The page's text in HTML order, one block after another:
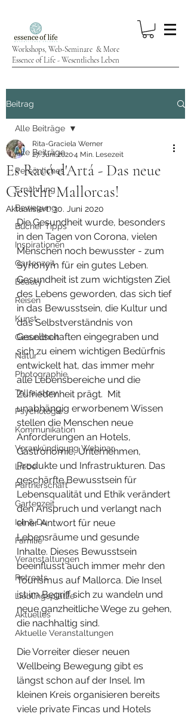
Workshops, Web-Seminare & More
Essence of Life - Wesentliches Leben
Beitrag
Alle Beiträge
Persönliches
Ernährung
Bewegung
Bücher Tipps
Inspirationen
Gartenzeit
Beauty
Reisen
Kunst
Gesundheit
Natur
Photographie
Tell a story
Psychologie
Kommunikation
Vorankündigung Webinar
Liebe
Partnerschaft
Gartenzeit
Ich & Du
Familie
Veranstaltungen
Retreats
Lieblingsplätze
Aktuelles
Aktuelle Veranstaltungen
Alle Beiträge
Es Racó d'Artá - Das neue
Gesicht Mallorcas!
Rita-Graciela Werner
27. Juni 20204 Min. Lesezeit
Aktualisiert:30. Juni 2020
Die Gesundheit wurde, besonders
in den Tagen von Corona, vielen
Menschen noch bewusster - zum
Synonym für ein gutes Leben.
Gesundheit ist zum wichtigsten Ziel
des Lebens geworden, das sich tief
in das Bewusstsein, die Kultur und
das Selbstverständnis von
Gesellschaften eingegraben und
sich zu einem wichtigen Bedürfnis
entwickelt hat, das immer mehr
alle Lebensbereiche und die
Zufriedenheit prägt.  Mit
unabhängig erworbenem Wissen
stellen die Menschen neue
Anforderungen an Hotels,
Gastronomie, Unternehmen,
Produkte und Infrastrukturen. Das
geschärfte Bewusstsein für
Lebensqualität und Ethik verändert
den Anspruch und verlangt nach
einer Antwort für neue
Lebensräume und gesunde
Inhalte. Dieses Bewusstsein
beeinflusst auch immer mehr den
Tourismus auf Mallorca. Die Insel
ist im Begriff sich zu wandeln und
neue ganzheitliche Wege zu gehen,
die nachhaltig sind.
Die Vorreiter dieser neuen
Wellbeing Bewegung gibt es
längst schon auf der Insel. Im
kleinen Kreis organisieren bereits
viele private Fincas und Hotels